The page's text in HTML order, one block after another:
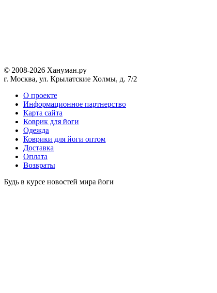
© 2008-2026 Хануман.ру
г. Москва, ул. Крылатские Холмы, д. 7/2
O проекте
Информационное партнерство
Карта сайта
Коврик для йоги
Одежда
Коврики для йоги оптом
Доставка
Оплата
Возвраты
Будь в курсе новостей мира йоги